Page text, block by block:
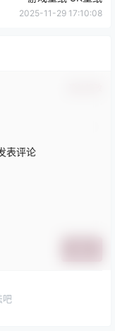
2025-11-29 17:10:08
表评论
吧